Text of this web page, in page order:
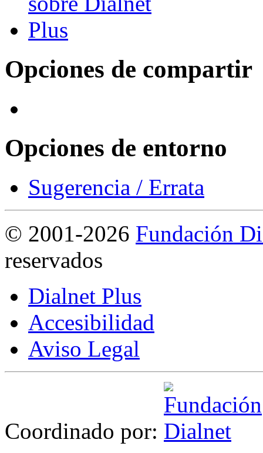
Opciones de compartir
Opciones de entorno
Sugerencia / Errata
© 2001-2026 Fundación
reservados
Dialnet Plus
Accesibilidad
Aviso Legal
Coordinado por: